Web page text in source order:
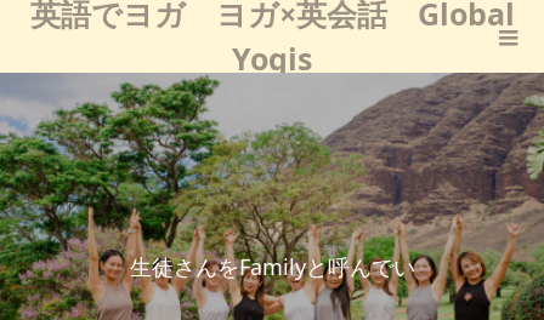
英語でヨガ ヨガ×英会話 Global
Yogis
生徒さんをFamilyと呼んでいるのは、